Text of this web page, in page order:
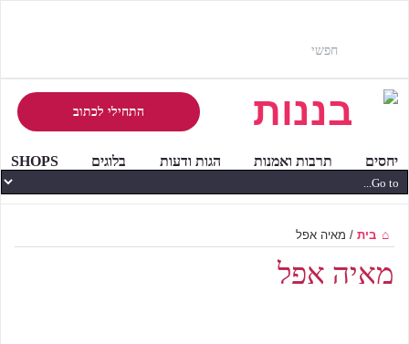
התחילי לכתוב
יחסים תרבות ואמנות הגות ודעות בלוגים SHOPS
בית / מאיה אפל
מאיה אפל